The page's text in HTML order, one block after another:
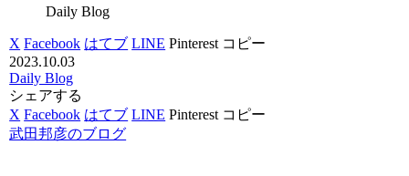
Daily Blog
X Facebook はてブ LINE Pinterest コピー
2023.10.03
Daily Blog
シェアする
X Facebook はてブ LINE Pinterest コピー
武田邦彦のブログ